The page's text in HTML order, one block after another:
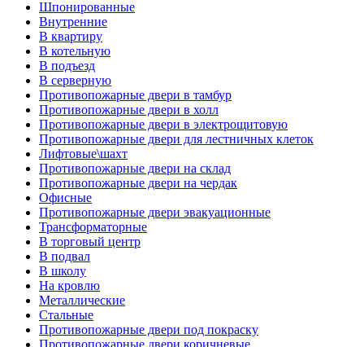
Шпонированные
Внутренние
В квартиру
В котельную
В подъезд
В серверную
Противопожарные двери в тамбур
Противопожарные двери в холл
Противопожарные двери в электрощитовую
Противопожарные двери для лестничных клеток
Лифтовые\шахт
Противопожарные двери на склад
Противопожарные двери на чердак
Офисные
Противопожарные двери эвакуационные
Трансформаторные
В торговый центр
В подвал
В школу
На кровлю
Металлические
Стальные
Противопожарные двери под покраску
Противопожарные двери коричневые